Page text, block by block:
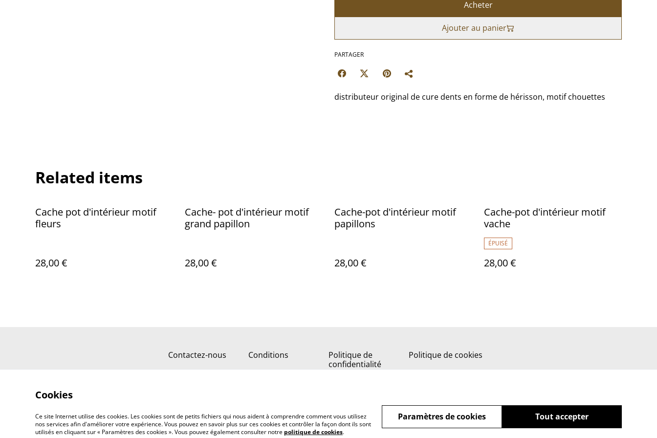
Acheter
Ajouter au panier
PARTAGER
distributeur original de cure dents en forme de hérisson, motif chouettes
Related items
Cache pot d'intérieur motif
fleurs
28,00 €
Cache- pot d'intérieur motif
grand papillon
28,00 €
Cache-pot d'intérieur motif
papillons
28,00 €
Cache-pot d'intérieur motif
vache
ÉPUISÉ
28,00 €
Contactez-nous Conditions
Politique de
confidentialité
Politique de cookies
Cookies
Ce site Internet utilise des cookies. Les cookies sont de petits fichiers qui nous aident à comprendre comment vous utilisez
nos services afin d'améliorer votre expérience. Vous pouvez en savoir plus sur ces cookies et contrôler la façon dont ils sont
utilisés en cliquant sur « Paramètres des cookies ». Vous pouvez également consulter notre politique de cookies.
Tout accepter
Paramètres de cookies